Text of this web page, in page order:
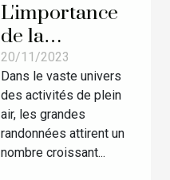
L'importance
de la
préparation
physique pour
les grandes
randonnées
20/11/2023
Dans le vaste univers
des activités de plein
air, les grandes
randonnées attirent un
nombre croissant...